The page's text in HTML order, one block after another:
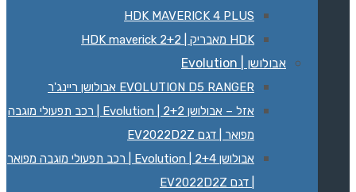
HDK MAVERICK 4 PLUS
HDK מאבריק | HDK maverick 2+2
אבולושן | Evolution
EVOLUTION D5 RANGER אבולושן ריינג'ר
אזל – אבולושן 2+2 | Evolution | רכב תפעולי מוגבה
מפואר | דגם EV2022D2Z
אבולושן 2+4 | Evolution | רכב תפעולי מוגבה מפואר
| דגם EV2022D2Z